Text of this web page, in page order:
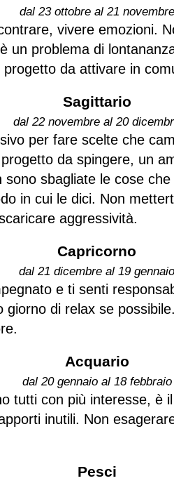
dal 23 ottobre al 21 novembre
vivere emozioni.
un problema di
da attivare in
Sagittario
dal 22 novembre al 20
per fare scelte che
da spingere, un
sono sbagliate le cose
in cui le dici. Non
aggressività.
Capricorno
dal 21 dicembre al 19 gennaio
e ti senti
giorno di relax se
Acquario
dal 20 gennaio al 18 febbraio
tutti con più interesse, è
inutili. Non
Pesci